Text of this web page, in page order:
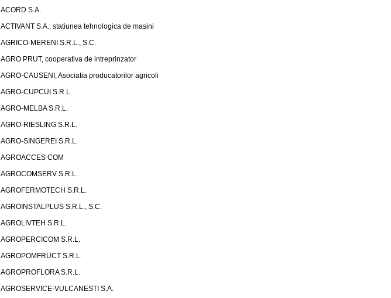
ACORD S.A.
ACTIVANT S.A., statiunea tehnologica de masini
AGRICO-MERENI S.R.L., S.C.
AGRO PRUT, cooperativa de intreprinzator
AGRO-CAUSENI, Asociatia producatorilor agricoli
AGRO-CUPCUI S.R.L.
AGRO-MELBA S.R.L.
AGRO-RIESLING S.R.L.
AGRO-SINGEREI S.R.L.
AGROACCES COM
AGROCOMSERV S.R.L.
AGROFERMOTECH S.R.L.
AGROINSTALPLUS S.R.L., S.C.
AGROLIVTEH S.R.L.
AGROPERCICOM S.R.L.
AGROPOMFRUCT S.R.L.
AGROPROFLORA S.R.L.
AGROSERVICE-VULCANESTI S.A.